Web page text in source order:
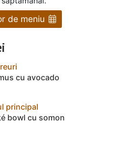
de meniu
cu avocado
principal
bowl cu somon